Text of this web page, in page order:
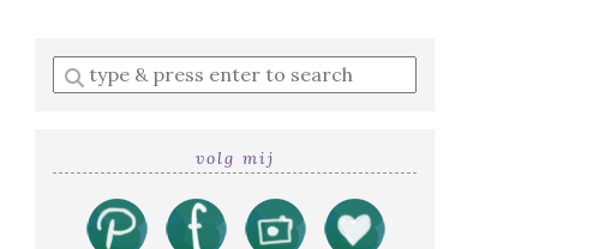
Enter
a
volg mij